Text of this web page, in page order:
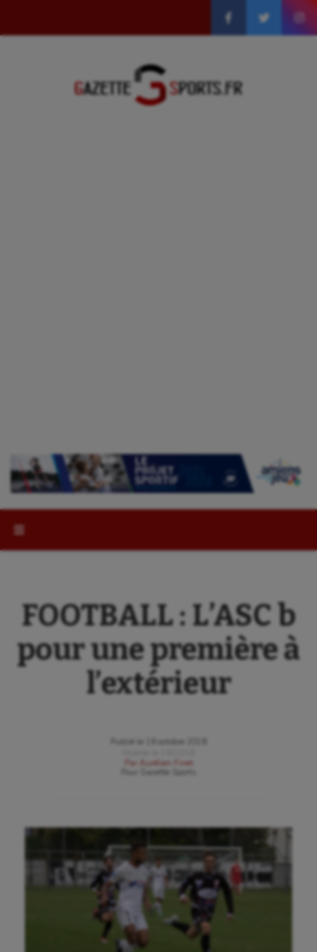
FOOTBALL : L’ASC b
pour une première à
l’extérieur
Publié le
19 octobre 2018
Par
Aurélien Finet
Gazette Sports